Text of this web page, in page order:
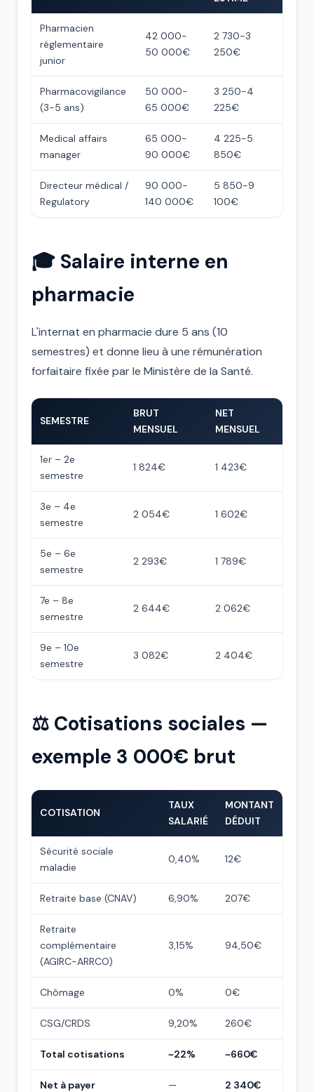
Pharmacien
réglementaire
junior
42 000-
50 000€
2 730-3
250€
Pharmacovigilance
(3-5 ans)
50 000-
65 000€
3 250-4
225€
Medical affairs
manager
65 000-
90 000€
4 225-5
850€
Directeur médical /
Regulatory
90 000-
140 000€
5 850-9
100€
🎓 Salaire interne en
pharmacie
L'internat en pharmacie dure 5 ans (10
semestres) et donne lieu à une rémunération
forfaitaire fixée par le Ministère de la Santé.
SEMESTRE
BRUT
MENSUEL
NET
MENSUEL
1er – 2e
semestre
1 824€ 1 423€
3e – 4e
semestre
2 054€ 1 602€
5e – 6e
semestre
2 293€ 1 789€
7e – 8e
semestre
2 644€ 2 062€
9e – 10e
semestre
3 082€ 2 404€
⚖️ Cotisations sociales —
exemple 3 000€ brut
COTISATION
TAUX
SALARIÉ
MONTANT
DÉDUIT
Sécurité sociale
maladie
0,40% 12€
Retraite base (CNAV) 6,90% 207€
Retraite
complémentaire
(AGIRC-ARRCO)
3,15% 94,50€
Chômage 0% 0€
CSG/CRDS 9,20% 260€
Total cotisations ~22% ~660€
Net à payer — 2 340€